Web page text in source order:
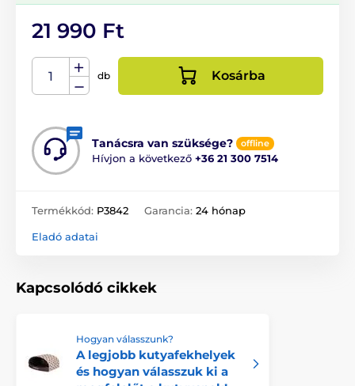
21 990 Ft
db Kosárba
Tanácsra van szüksége? offline
Hívjon a következő +36 21 300 7514
Termékkód: P3842 Garancia: 24 hónap
Eladó adatai
Kapcsolódó cikkek
Hogyan válasszunk?
A legjobb kutyafekhelyek
és hogyan válasszuk ki a